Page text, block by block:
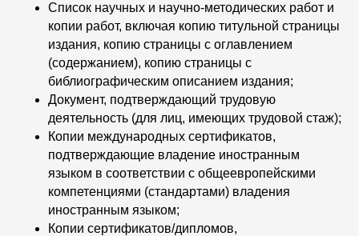
Список научных и научно-методических работ и
копии работ, включая копию титульной страницы
издания, копию страницы с оглавлением
(содержанием), копию страницы с
библиографическим описанием издания;
Документ, подтверждающий трудовую
деятельность (для лиц, имеющих трудовой стаж);
Копии международных сертификатов,
подтверждающие владение иностранным
языком в соответствии с общеевропейскими
компетенциями (стандартами) владения
иностранным языком;
Копии сертификатов/дипломов,